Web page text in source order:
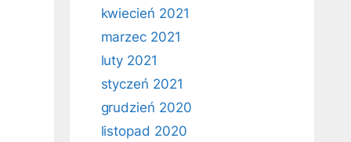
kwiecień 2021
marzec 2021
luty 2021
styczeń 2021
grudzień 2020
listopad 2020